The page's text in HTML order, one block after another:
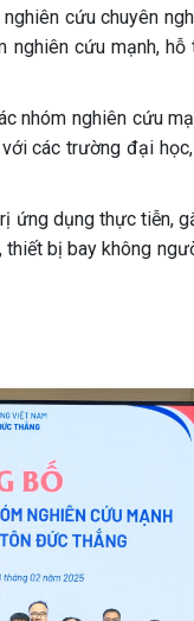
cứu chuyên
cứu mạnh,
nhóm nghiên cứu
các trường đại
ứng dụng thực tiễn,
bị bay không